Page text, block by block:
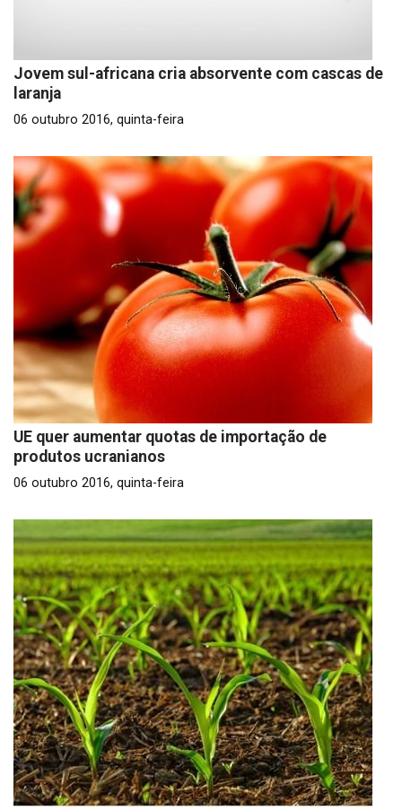
Jovem sul-africana cria absorvente com cascas de
laranja
06 outubro 2016, quinta-feira
UE quer aumentar quotas de importação de
produtos ucranianos
06 outubro 2016, quinta-feira